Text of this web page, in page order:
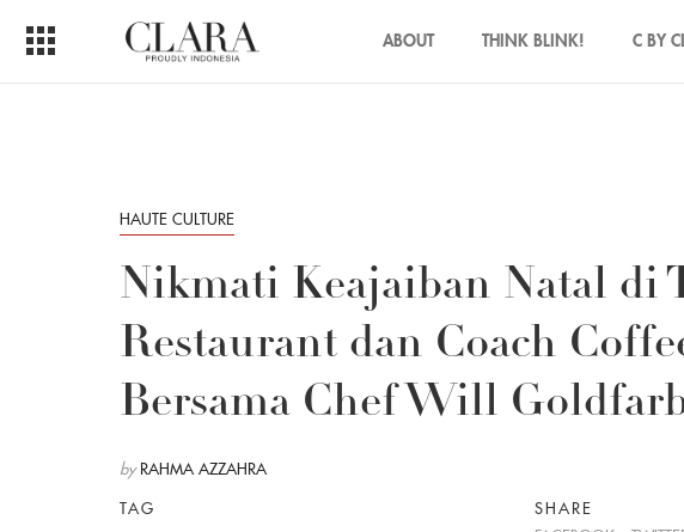
ABOUT THINK BLINK! C BY
HAUTE CULTURE
Nikmati Keajaiban Natal di
Restaurant dan Coach
Bersama Chef Will
by RAHMA AZZAHRA
TAG
SHARE